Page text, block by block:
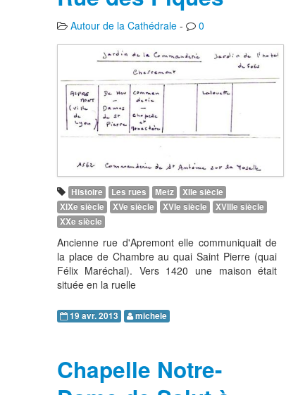
Autour de la Cathédrale- 0
Histoire Les rues Metz
XIIe siècle
XIXe siècle
XVe siècle XVIe siècle
XVIIIe siècle
XXe siècle
Ancienne rue d'Apremont elle communiquait de
la place de Chambre au quai Saint Pierre (quai
Félix Maréchal). Vers 1420 une maison était
située en la ruelle
19 avr. 2013 michele
Chapelle Notre-